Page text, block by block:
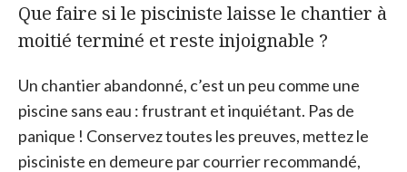
Que faire si le pisciniste laisse le chantier à
moitié terminé et reste injoignable ?
Un chantier abandonné, c’est un peu comme une
piscine sans eau : frustrant et inquiétant. Pas de
panique ! Conservez toutes les preuves, mettez le
pisciniste en demeure par courrier recommandé,